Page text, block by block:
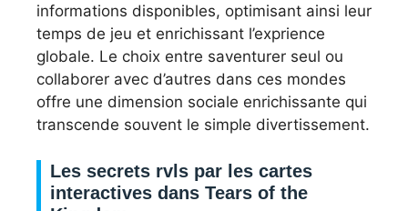
informations disponibles, optimisant ainsi leur
temps de jeu et enrichissant l’exprience
globale. Le choix entre saventurer seul ou
collaborer avec d’autres dans ces mondes
offre une dimension sociale enrichissante qui
transcende souvent le simple divertissement.
Les secrets rvls par les cartes
interactives dans Tears of the